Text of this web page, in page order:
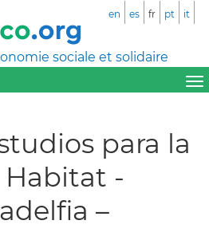
sociale et solidaire
en es fr pt it
para la
Habitat -
–